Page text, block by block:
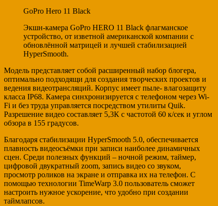
GoPro Hero 11 Black
Экшн-камера GoPro HERO 11 Black флагманское
устройство, от изветной американской компании с
обновлённой матрицей и лучшей стабилизацией
HyperSmooth.
Модель представляет собой расширенный набор блогера,
оптимально подходящи для создания творческих проектов и
ведения видеотрансляций. Корпус имеет пыле- влагозащиту
класса IP68. Камера синхронизируется с телефоном через Wi-
Fi и без труда управляется посредством утилиты Quik.
Разрешение видео составляет 5,3К с частотой 60 к/сек и углом
обзора в 155 градусов.
Благодаря стабилизации HyperSmooth 5.0, обеспечивается
плавность видеосъёмки при записи наиболее динамичных
сцен. Среди полезных функций – ночной режим, таймер,
цифровой двукратный zoom, запись видео со звуком,
просмотр роликов на экране и отправка их на телефон. С
помощью технологии TimeWarp 3.0 пользователь сможет
настроить нужное ускорение, что удобно при создании
таймлапсов.